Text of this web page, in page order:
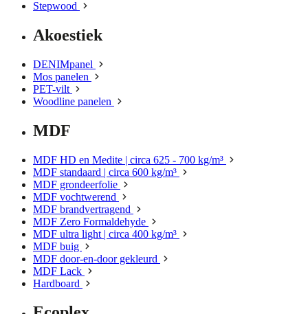
Stepwood
Akoestiek
DENIMpanel
Mos panelen
PET-vilt
Woodline panelen
MDF
MDF HD en Medite | circa 625 - 700 kg/m³
MDF standaard | circa 600 kg/m³
MDF grondeerfolie
MDF vochtwerend
MDF brandvertragend
MDF Zero Formaldehyde
MDF ultra light | circa 400 kg/m³
MDF buig
MDF door-en-door gekleurd
MDF Lack
Hardboard